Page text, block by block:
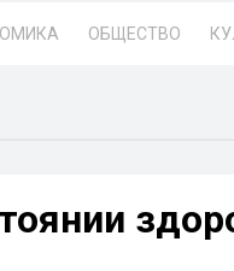
ОБЩЕСТВО